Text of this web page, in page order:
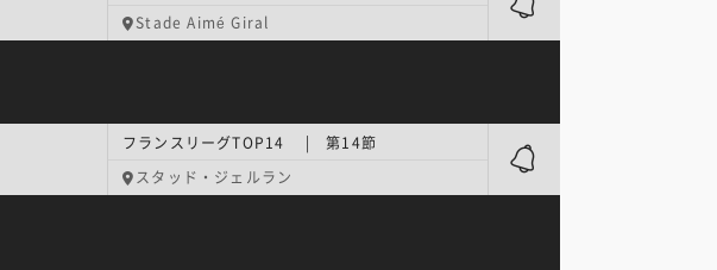
Stade Aimé Giral
フランスリーグTOP14 | 第14節
スタッド・ジェルラン